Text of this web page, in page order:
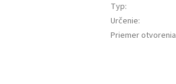
Typ:
Určenie:
Priemer otvorenia